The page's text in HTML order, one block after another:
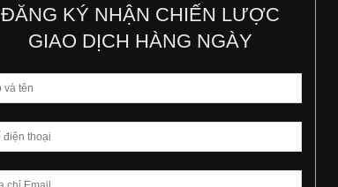
ĐĂNG KÝ NHẬN CHIẾN LƯỢC
GIAO DỊCH HÀNG NGÀY